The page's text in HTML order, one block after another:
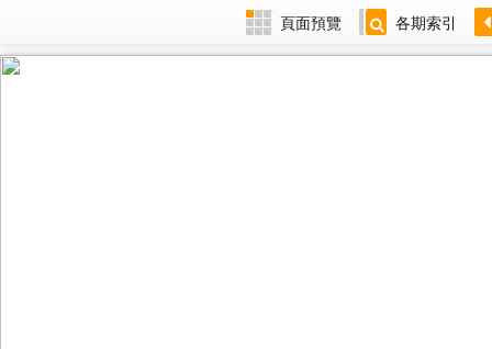
頁面預覽 各期索引